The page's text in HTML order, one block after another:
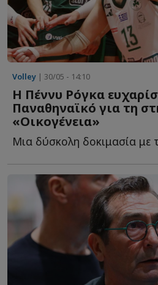
Volley | 30/05 - 14:10
Η Πέννυ Ρόγκα
Παναθηναϊκό για τη
«Οικογένεια»